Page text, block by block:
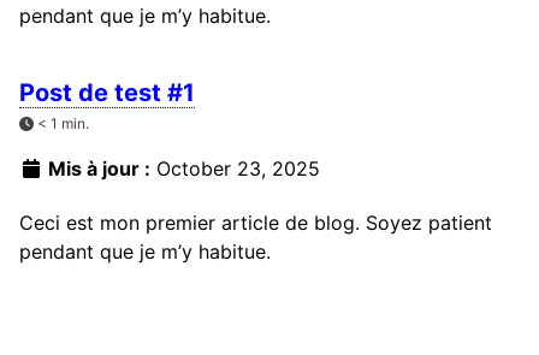
pendant que je m’y habitue.
Post de test #1
< 1 min.
Mis à jour : October 23, 2025
Ceci est mon premier article de blog. Soyez patient
pendant que je m’y habitue.